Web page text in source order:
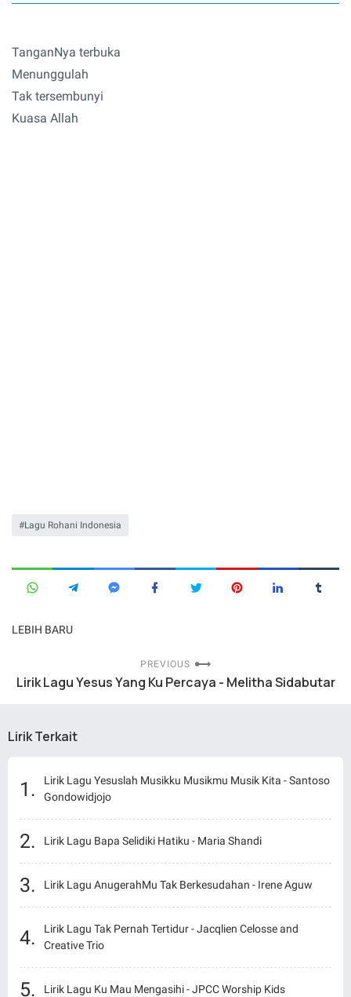
TanganNya terbuka
Menunggulah
Tak tersembunyi
Kuasa Allah
Lagu Rohani Indonesia
LEBIH BARU
PREVIOUS
Lirik Lagu Yesus Yang Ku Percaya - Melitha Sidabutar
Lirik Terkait
Lirik Lagu Yesuslah Musikku Musikmu Musik Kita - Santoso
Gondowidjojo
Lirik Lagu Bapa Selidiki Hatiku - Maria Shandi
Lirik Lagu AnugerahMu Tak Berkesudahan - Irene Aguw
Lirik Lagu Tak Pernah Tertidur - Jacqlien Celosse and
Creative Trio
Lirik Lagu Ku Mau Mengasihi - JPCC Worship Kids